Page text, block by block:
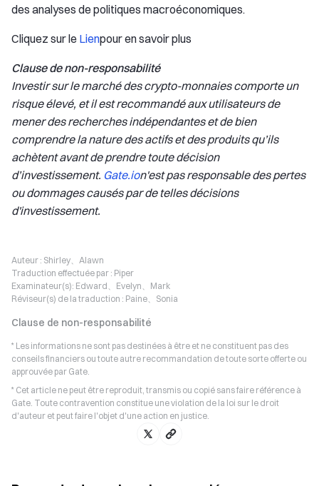
des analyses de politiques macroéconomiques.
Cliquez sur le Lienpour en savoir plus
Clause de non-responsabilité
Investir sur le marché des crypto-monnaies comporte un
risque élevé, et il est recommandé aux utilisateurs de
mener des recherches indépendantes et de bien
comprendre la nature des actifs et des produits qu’ils
achètent avant de prendre toute décision
d’investissement. Gate.ion'est pas responsable des pertes
ou dommages causés par de telles décisions
d'investissement.
Auteur : Shirley、Alawn
Traduction effectuée par : Piper
Examinateur(s): Edward、Evelyn、Mark
Réviseur(s) de la traduction : Paine、Sonia
Clause de non-responsabilité
* Les informations ne sont pas destinées à être et ne constituent pas des
conseils financiers ou toute autre recommandation de toute sorte offerte ou
approuvée par Gate.
* Cet article ne peut être reproduit, transmis ou copié sans faire référence à
Gate. Toute contravention constitue une violation de la loi sur le droit
d'auteur et peut faire l'objet d'une action en justice.